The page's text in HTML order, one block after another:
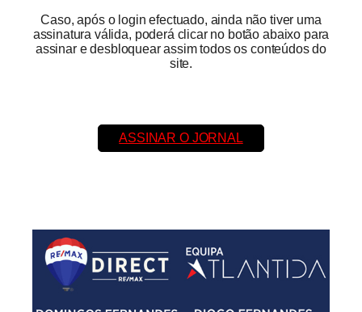
Caso, após o login efectuado, ainda não tiver uma
assinatura válida, poderá clicar no botão abaixo para
assinar e desbloquear assim todos os conteúdos do
site.
ASSINAR O JORNAL